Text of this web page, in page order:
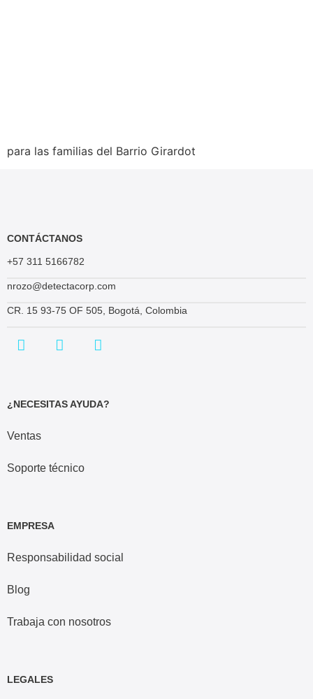
para las familias del Barrio Girardot
CONTÁCTANOS
+57 311 5166782
nrozo@detectacorp.com
CR. 15 93-75 OF 505, Bogotá, Colombia
¿NECESITAS AYUDA?
Ventas
Soporte técnico
EMPRESA
Responsabilidad social
Blog
Trabaja con nosotros
LEGALES